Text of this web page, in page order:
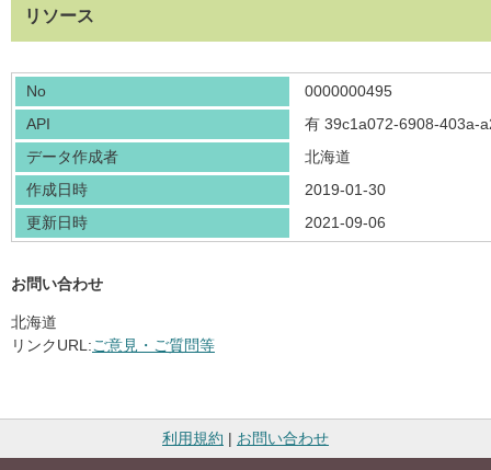
リソース
No
0000000495
API
有 39c1a072-6908-403a-
データ作成者
北海道
作成日時
2019-01-30
更新日時
2021-09-06
お問い合わせ
北海道
リンクURL:ご意見・ご質問等
利用規約 | お問い合わせ